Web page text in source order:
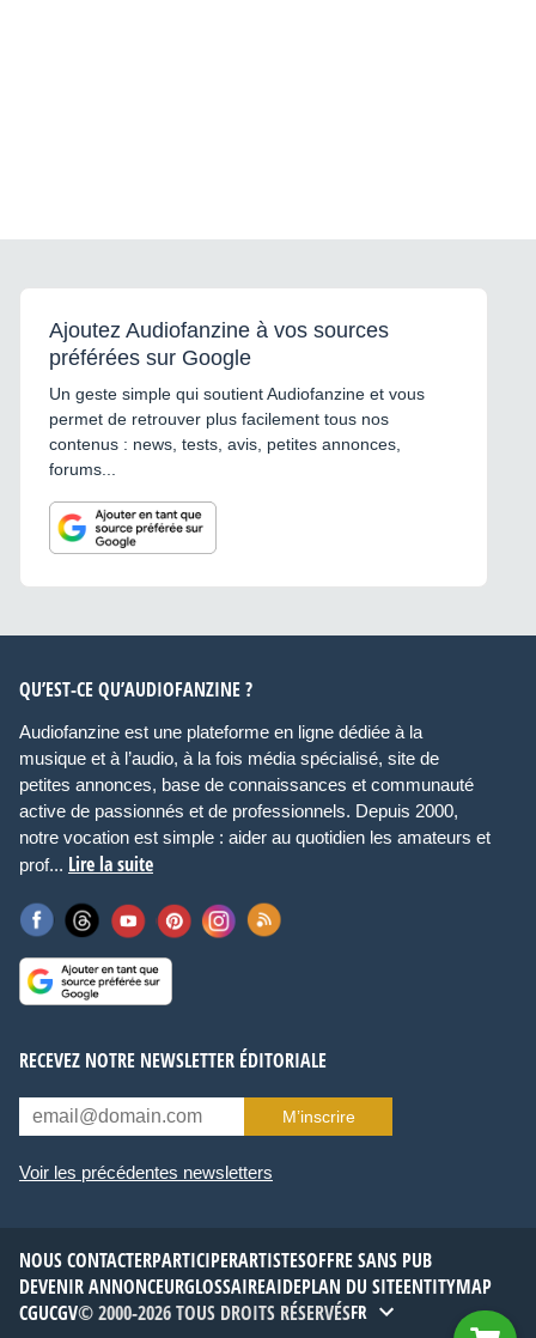
Ajoutez Audiofanzine à vos sources
préférées sur Google
Un geste simple qui soutient Audiofanzine et vous
permet de retrouver plus facilement tous nos
contenus : news, tests, avis, petites annonces,
forums...
QU’EST-CE QU’AUDIOFANZINE ?
Audiofanzine est une plateforme en ligne dédiée à la
musique et à l’audio, à la fois média spécialisé, site de
petites annonces, base de connaissances et communauté
active de passionnés et de professionnels. Depuis 2000,
notre vocation est simple : aider au quotidien les amateurs et
prof... Lire la suite
RECEVEZ NOTRE NEWSLETTER ÉDITORIALE
M’inscrire
Voir les précédentes newsletters
NOUS CONTACTERPARTICIPERARTISTESOFFRE SANS PUB
DEVENIR ANNONCEURGLOSSAIREAIDEPLAN DU SITEENTITYMAP
CGUCGV© 2000-2026 TOUS DROITS RÉSERVÉSFR